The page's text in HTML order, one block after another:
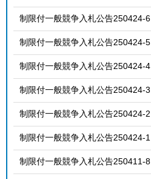
制限付一般競争入札公告250424-6
制限付一般競争入札公告250424-5
制限付一般競争入札公告250424-4
制限付一般競争入札公告250424-3
制限付一般競争入札公告250424-2
制限付一般競争入札公告250424-1
制限付一般競争入札公告250411-8